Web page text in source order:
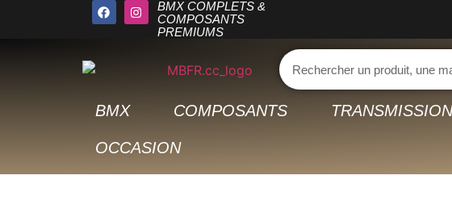
BMX COMPLETS &
COMPOSANTS
PREMIUMS
BMX COMPOSANTS TRANSMISSION
OCCASION